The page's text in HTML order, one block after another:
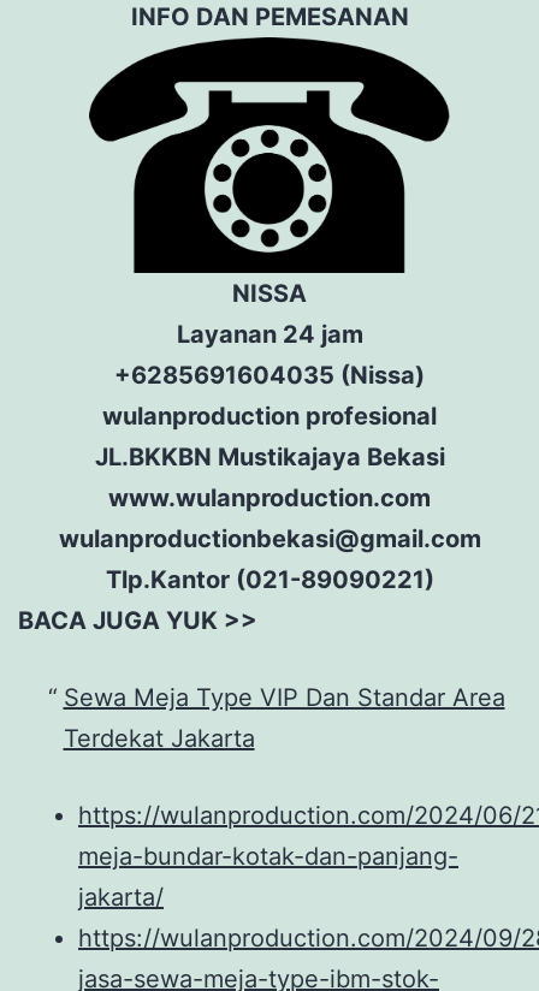
INFO DAN PEMESANAN
NISSA
Layanan 24 jam
+6285691604035 (Nissa)
wulanproduction profesional
JL.BKKBN Mustikajaya Bekasi
www.wulanproduction.com
wulanproductionbekasi@gmail.com
Tlp.Kantor (021-89090221)
BACA JUGA YUK >>
Sewa Meja Type VIP Dan Standar Area
Terdekat Jakarta
https://wulanproduction.com/2024/06/
meja-bundar-kotak-dan-panjang-
jakarta/
https://wulanproduction.com/2024/09/
jasa-sewa-meja-type-ibm-stok-